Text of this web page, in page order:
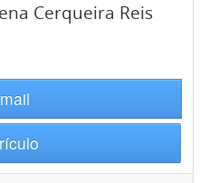
Cerqueira Reis